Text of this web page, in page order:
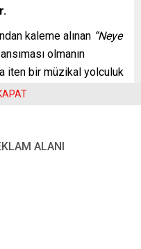
kaleme alınan “Neye
olmanın
iten bir müzikal yolculuk
Ozan
İpekçioğlu’nun
ALANI